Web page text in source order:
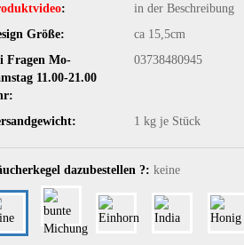
:
in der Beschreibung
Größe:
ca 15,5cm
Fragen Mo-
11.00-21.00
03738480945
1 kg je Stück
dazubestellen ?: keine